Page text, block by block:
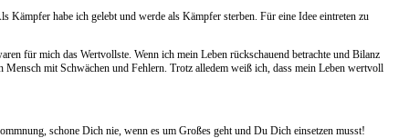
Kämpfer habe ich gelebt und werde als Kämpfer sterben. Für eine Idee eintreten zu
für mich das Wertvollste. Wenn ich mein Leben rückschauend betrachte und Bilanz
mit Schwächen und Fehlern. Trotz alledem weiß ich, dass mein Leben wertvoll
schone Dich nie, wenn es um Großes geht und Du Dich einsetzen musst!